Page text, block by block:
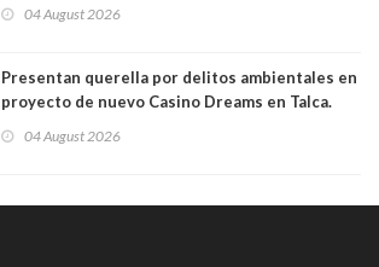
04 August 2026
Presentan querella por delitos ambientales en
proyecto de nuevo Casino Dreams en Talca.
y en zona inundable
04 August 2026